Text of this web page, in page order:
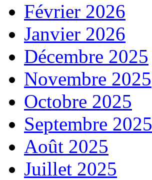
Février 2026
Janvier 2026
Décembre 2025
Novembre 2025
Octobre 2025
Septembre 2025
Août 2025
Juillet 2025